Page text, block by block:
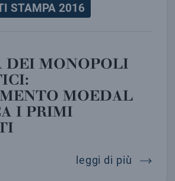
STAMPA 2016
DEI MONOPOLI
MOEDAL
I PRIMI
leggi di più